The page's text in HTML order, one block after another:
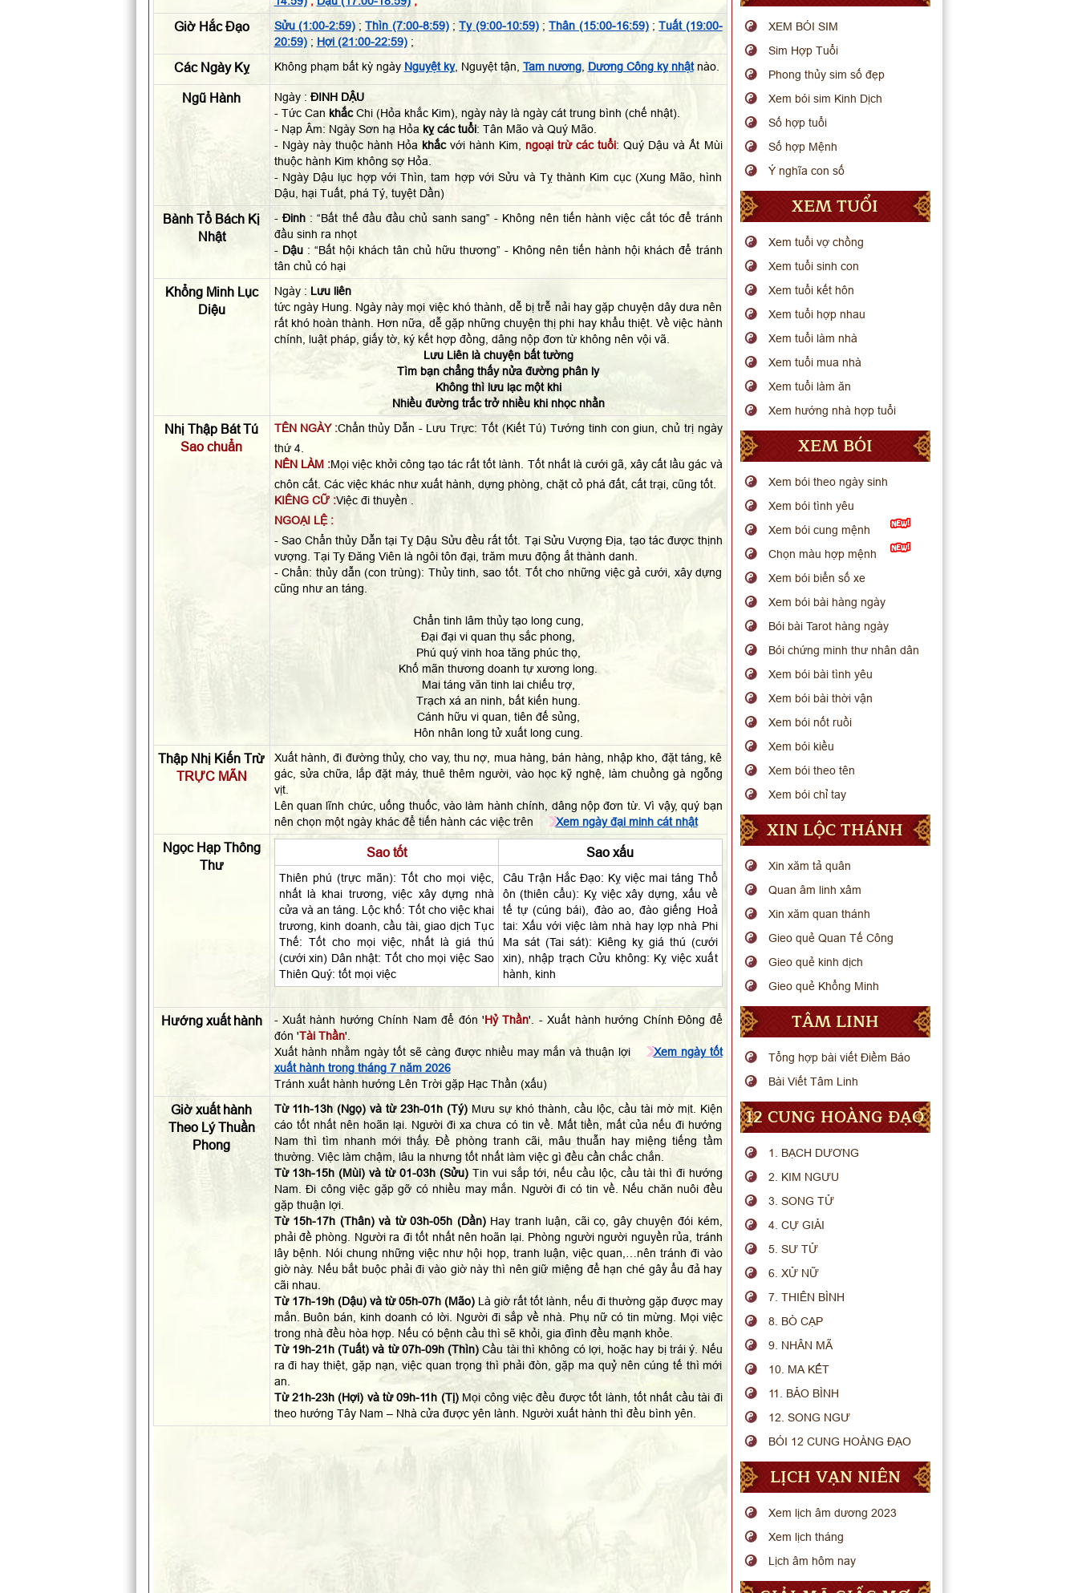
Giờ Hắc Đạo Sửu (1:00-2:59);Thìn (7:00-8:59);Tỵ (9:00-10:59);Thân (15:00-16:59);Tuất (19:00-
20:59); Hợi (21:00-22:59);
Các Ngày Kỵ Không phạm bất kỳ ngày Nguyệt kỵ, Nguyệt tận, Tam nương, Dương Công kỵ nhậtnào.
Ngũ Hành Ngày : ĐINH DẬU
- Tức Can khắcChi (Hỏa khắc Kim), ngày này là ngày cát trung bình (chế nhật).
- Nạp Âm: Ngày Sơn hạ Hỏa kỵ các tuổi: Tân Mão và Quý Mão.
- Ngày này thuộc hành Hỏa khắcvới hành Kim, ngoại trừ các tuổi: Quý Dậu và Ất Mùi
thuộc hành Kim không sợ Hỏa.
- Ngày Dậu lục hợp với Thìn, tam hợp với Sửu và Tỵ thành Kim cục (Xung Mão, hình
Dậu, hại Tuất, phá Tý, tuyệt Dần)
Bành Tổ Bách Kị
Nhật
- Đinh: “Bất thế đầu đầu chủ sanh sang” - Không nên tiến hành việc cắt tóc để tránh
đầu sinh ra nhọt
- Dậu: “Bất hội khách tân chủ hữu thương” - Không nên tiến hành hội khách để tránh
tân chủ có hại
Khổng Minh Lục
Diệu
Ngày : Lưu liên
tức ngày Hung. Ngày này mọi việc khó thành, dễ bị trễ nải hay gặp chuyện dây dưa nên
rất khó hoàn thành. Hơn nữa, dễ gặp những chuyện thị phi hay khẩu thiệt. Về việc hành
chính, luật pháp, giấy tờ, ký kết hợp đồng, dâng nộp đơn từ không nên vội vã.
Lưu Liên là chuyện bất tường
Tìm bạn chẳng thấy nửa đường phân ly
Không thì lưu lạc một khi
Nhiều đường trắc trở nhiều khi nhọc nhằn
Nhị Thập Bát Tú
Sao chuẩn
TÊN NGÀY :Chẩn thủy Dẫn - Lưu Trực: Tốt (Kiết Tú) Tướng tinh con giun, chủ trị ngày
thứ 4.
NÊN LÀM :Mọi việc khởi công tạo tác rất tốt lành. Tốt nhất là cưới gã, xây cất lầu gác và
chôn cất. Các việc khác như xuất hành, dựng phòng, chặt cỏ phá đất, cất trại, cũng tốt.
KIÊNG CỮ :Việc đi thuyền .
NGOẠI LỆ :
- Sao Chẩn thủy Dẫn tại Tỵ Dậu Sửu đều rất tốt. Tại Sửu Vượng Địa, tạo tác được thịnh
vượng. Tại Ty Đăng Viên là ngôi tôn đại, trăm mưu động ắt thành danh.
- Chẩn: thủy dẫn (con trùng): Thủy tinh, sao tốt. Tốt cho những việc gả cưới, xây dựng
cũng như an táng.
Chẩn tinh lâm thủy tạo long cung,
Đại đại vi quan thụ sắc phong,
Phú quý vinh hoa tăng phúc thọ,
Khố mãn thương doanh tự xương long.
Mai táng văn tinh lai chiếu trợ,
Trạch xá an ninh, bất kiến hung.
Cánh hữu vi quan, tiên đế sủng,
Hôn nhân long tử xuất long cung.
Thập Nhị Kiến Trừ
TRỰC MÃN
Xuất hành, đi đường thủy, cho vay, thu nợ, mua hàng, bán hàng, nhập kho, đặt táng, kê
gác, sửa chữa, lắp đặt máy, thuê thêm người, vào học kỹ nghệ, làm chuồng gà ngỗng
vịt.
Lên quan lĩnh chức, uống thuốc, vào làm hành chính, dâng nộp đơn từ. Vì vậy, quý bạn
nên chọn một ngày khác để tiến hành các việc trên
Xem ngày đại minh cát nhật
Ngọc Hạp Thông
Thư
Sao tốt Sao xấu
Thiên phú (trực mãn): Tốt cho mọi việc,
nhất là khai trương, việc xây dựng nhà
cửa và an táng. Lộc khố: Tốt cho việc khai
trương, kinh doanh, cầu tài, giao dịch Tục
Thế: Tốt cho mọi việc, nhất là giá thú
(cưới xin) Dân nhật: Tốt cho mọi việc Sao
Thiên Quý: tốt mọi việc
Câu Trận Hắc Đạo: Kỵ việc mai táng Thổ
ôn (thiên cẩu): Kỵ việc xây dựng, xấu về
tế tự (cúng bái), đào ao, đào giếng Hoả
tai: Xấu với việc làm nhà hay lợp nhà Phi
Ma sát (Tai sát): Kiêng kỵ giá thú (cưới
xin), nhập trạch Cửu không: Kỵ việc xuất
hành, kinh
Hướng xuất hành - Xuất hành hướng Chính Nam để đón 'Hỷ Thần'. - Xuất hành hướng Chính Đông để
đón 'Tài Thần'.
Xuất hành nhằm ngày tốt sẽ càng được nhiều may mắn và thuận lợi
Xem ngày tốt
xuất hành trong tháng 7 năm 2026
Tránh xuất hành hướng Lên Trời gặp Hạc Thần (xấu)
Giờ xuất hành
Theo Lý Thuần
Phong
Từ 11h-13h (Ngọ) và từ 23h-01h (Tý) Mưu sự khó thành, cầu lộc, cầu tài mờ mịt. Kiện
cáo tốt nhất nên hoãn lại. Người đi xa chưa có tin về. Mất tiền, mất của nếu đi hướng
Nam thì tìm nhanh mới thấy. Đề phòng tranh cãi, mâu thuẫn hay miệng tiếng tầm
thường. Việc làm chậm, lâu la nhưng tốt nhất làm việc gì đều cần chắc chắn.
Từ 13h-15h (Mùi) và từ 01-03h (Sửu) Tin vui sắp tới, nếu cầu lộc, cầu tài thì đi hướng
Nam. Đi công việc gặp gỡ có nhiều may mắn. Người đi có tin về. Nếu chăn nuôi đều
gặp thuận lợi.
Từ 15h-17h (Thân) và từ 03h-05h (Dần) Hay tranh luận, cãi cọ, gây chuyện đói kém,
phải đề phòng. Người ra đi tốt nhất nên hoãn lại. Phòng người người nguyền rủa, tránh
lây bệnh. Nói chung những việc như hội họp, tranh luận, việc quan,…nên tránh đi vào
giờ này. Nếu bắt buộc phải đi vào giờ này thì nên giữ miệng để hạn ché gây ẩu đả hay
cãi nhau.
Từ 17h-19h (Dậu) và từ 05h-07h (Mão) Là giờ rất tốt lành, nếu đi thường gặp được may
mắn. Buôn bán, kinh doanh có lời. Người đi sắp về nhà. Phụ nữ có tin mừng. Mọi việc
trong nhà đều hòa hợp. Nếu có bệnh cầu thì sẽ khỏi, gia đình đều mạnh khỏe.
Từ 19h-21h (Tuất) và từ 07h-09h (Thìn) Cầu tài thì không có lợi, hoặc hay bị trái ý. Nếu
ra đi hay thiệt, gặp nạn, việc quan trọng thì phải đòn, gặp ma quỷ nên cúng tế thì mới
an.
Từ 21h-23h (Hợi) và từ 09h-11h (Tị) Mọi công việc đều được tốt lành, tốt nhất cầu tài đi
theo hướng Tây Nam – Nhà cửa được yên lành. Người xuất hành thì đều bình yên.
XEM BÓI SIM
Sim Hợp Tuổi
Phong thủy sim số đẹp
Xem bói sim Kinh Dịch
Số hợp tuổi
Số hợp Mệnh
Ý nghĩa con số
XEM TUỔI
Xem tuổi vợ chồng
Xem tuổi sinh con
Xem tuổi kết hôn
Xem tuổi hợp nhau
Xem tuổi làm nhà
Xem tuổi mua nhà
Xem tuổi làm ăn
Xem hướng nhà hợp tuổi
XEM BÓI
Xem bói theo ngày sinh
Xem bói tình yêu
Xem bói cung mệnh
Chọn màu hợp mệnh
Xem bói biển số xe
Xem bói bài hàng ngày
Bói bài Tarot hàng ngày
Bói chứng minh thư nhân dân
Xem bói bài tình yêu
Xem bói bài thời vận
Xem bói nốt ruồi
Xem bói kiều
Xem bói theo tên
Xem bói chỉ tay
XIN LỘC THÁNH
Xin xăm tả quân
Quan âm linh xâm
Xin xăm quan thánh
Gieo quẻ Quan Tế Công
Gieo quẻ kinh dịch
Gieo quẻ Khổng Minh
TÂM LINH
Tổng hợp bài viết Điềm Báo
Bài Viết Tâm Linh
12 CUNG HOÀNG ĐẠO
1. BẠCH DƯƠNG
2. KIM NGƯU
3. SONG TỬ
4. CỰ GIẢI
5. SƯ TỬ
6. XỬ NỮ
7. THIÊN BÌNH
8. BÒ CẠP
9. NHÂN MÃ
10. MA KẾT
11. BẢO BÌNH
12. SONG NGƯ
BÓI 12 CUNG HOÀNG ĐẠO
LỊCH VẠN NIÊN
Xem lịch âm dương 2023
Xem lịch tháng
Lịch âm hôm nay